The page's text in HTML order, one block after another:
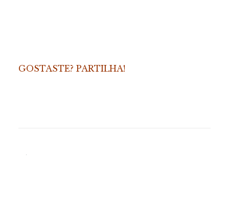
GOSTASTE? PARTILHA!